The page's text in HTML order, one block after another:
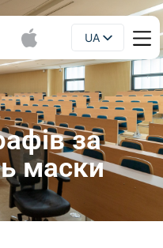
UA
EN
за
маски